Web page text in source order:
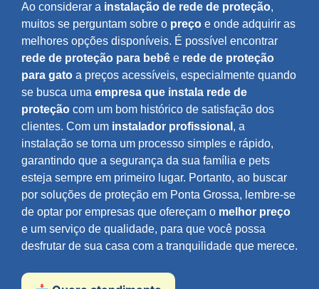
Ao considerar a instalação de rede de proteção,
muitos se perguntam sobre o preço e onde adquirir as
melhores opções disponíveis. É possível encontrar
rede de proteção para bebê e rede de proteção
para gato a preços acessíveis, especialmente quando
se busca uma empresa que instala rede de
proteção com um bom histórico de satisfação dos
clientes. Com um instalador profissional , a
instalação se torna um processo simples e rápido,
garantindo que a segurança da sua família e pets
esteja sempre em primeiro lugar. Portanto, ao buscar
por soluções de proteção em Ponta Grossa, lembre-se
de optar por empresas que ofereçam o melhor preço
e um serviço de qualidade, para que você possa
desfrutar de sua casa com a tranquilidade que merece.